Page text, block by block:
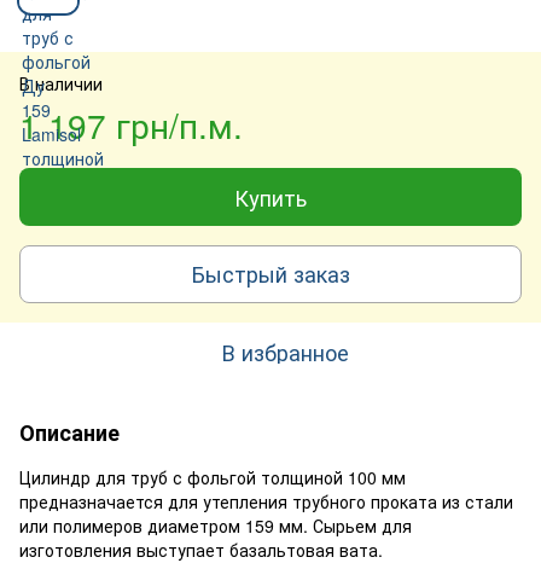
В наличии
1 197 грн/п.м.
Купить
Быстрый заказ
В избранное
Описание
Цилиндр для труб с фольгой толщиной 100 мм
предназначается для утепления трубного проката из стали
или полимеров диаметром 159 мм. Сырьем для
изготовления выступает базальтовая вата.